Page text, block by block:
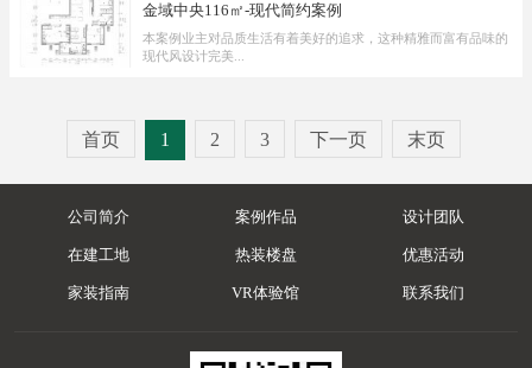
金域中央116㎡-现代简约案例
本案例业主对品质生活有着美好的追求，这种精雅而富有品味的
现代风设计完美...
首页 1 2 3 下一页 末页
公司简介 案例作品 设计团队
在建工地 热装楼盘 优惠活动
家装指南 VR体验馆 联系我们